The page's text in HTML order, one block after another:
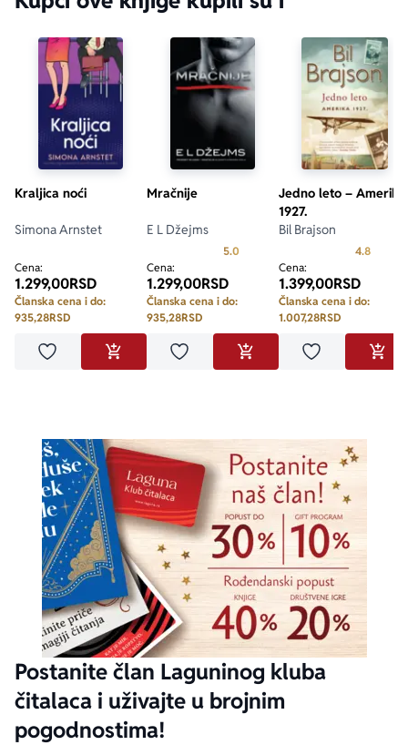
Kraljica noći
Simona Arnstet
Cena:
1.299,00RSD
Članska cena i do:
935,28RSD
Dodaj u omiljeneDODAJ U KORPU
Mračnije
E L Džejms
5.0 Prosecna ocena je 5.0 od 5
Cena:
1.299,00RSD
Članska cena i do:
935,28RSD
Dodaj u omiljeneDODAJ U KORPU
Jedno leto – Amerika
1927.
Bil Brajson
4.8
Cena:
1.399,00RSD
Članska cena i do:
1.007,28RSD
Dodaj u
Postanite član Laguninog kluba
čitalaca i uživajte u brojnim
pogodnostima!